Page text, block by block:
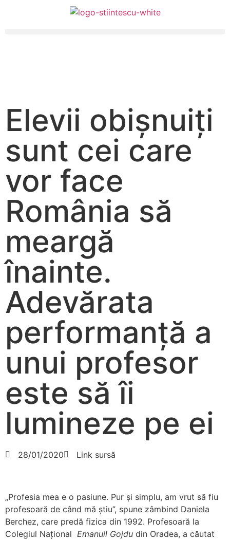
Elevii obișnuiți
sunt cei care
vor face
România să
meargă
înainte.
Adevărata
performanță a
unui profesor
este să îi
lumineze pe ei
28/01/2020 Link sursă
„Profesia mea e o pasiune. Pur și simplu, am vrut să fiu
profesoară de când mă știu”, spune zâmbind Daniela
Berchez, care predă fizica din 1992. Profesoară la
Colegiul Național Emanuil Gojdu din Oradea, a căutat